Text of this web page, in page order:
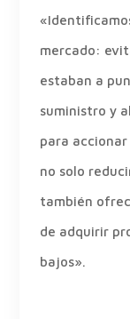
mercado:
estaban a
suministro y
para
no solo
también
de adquirir
bajos».